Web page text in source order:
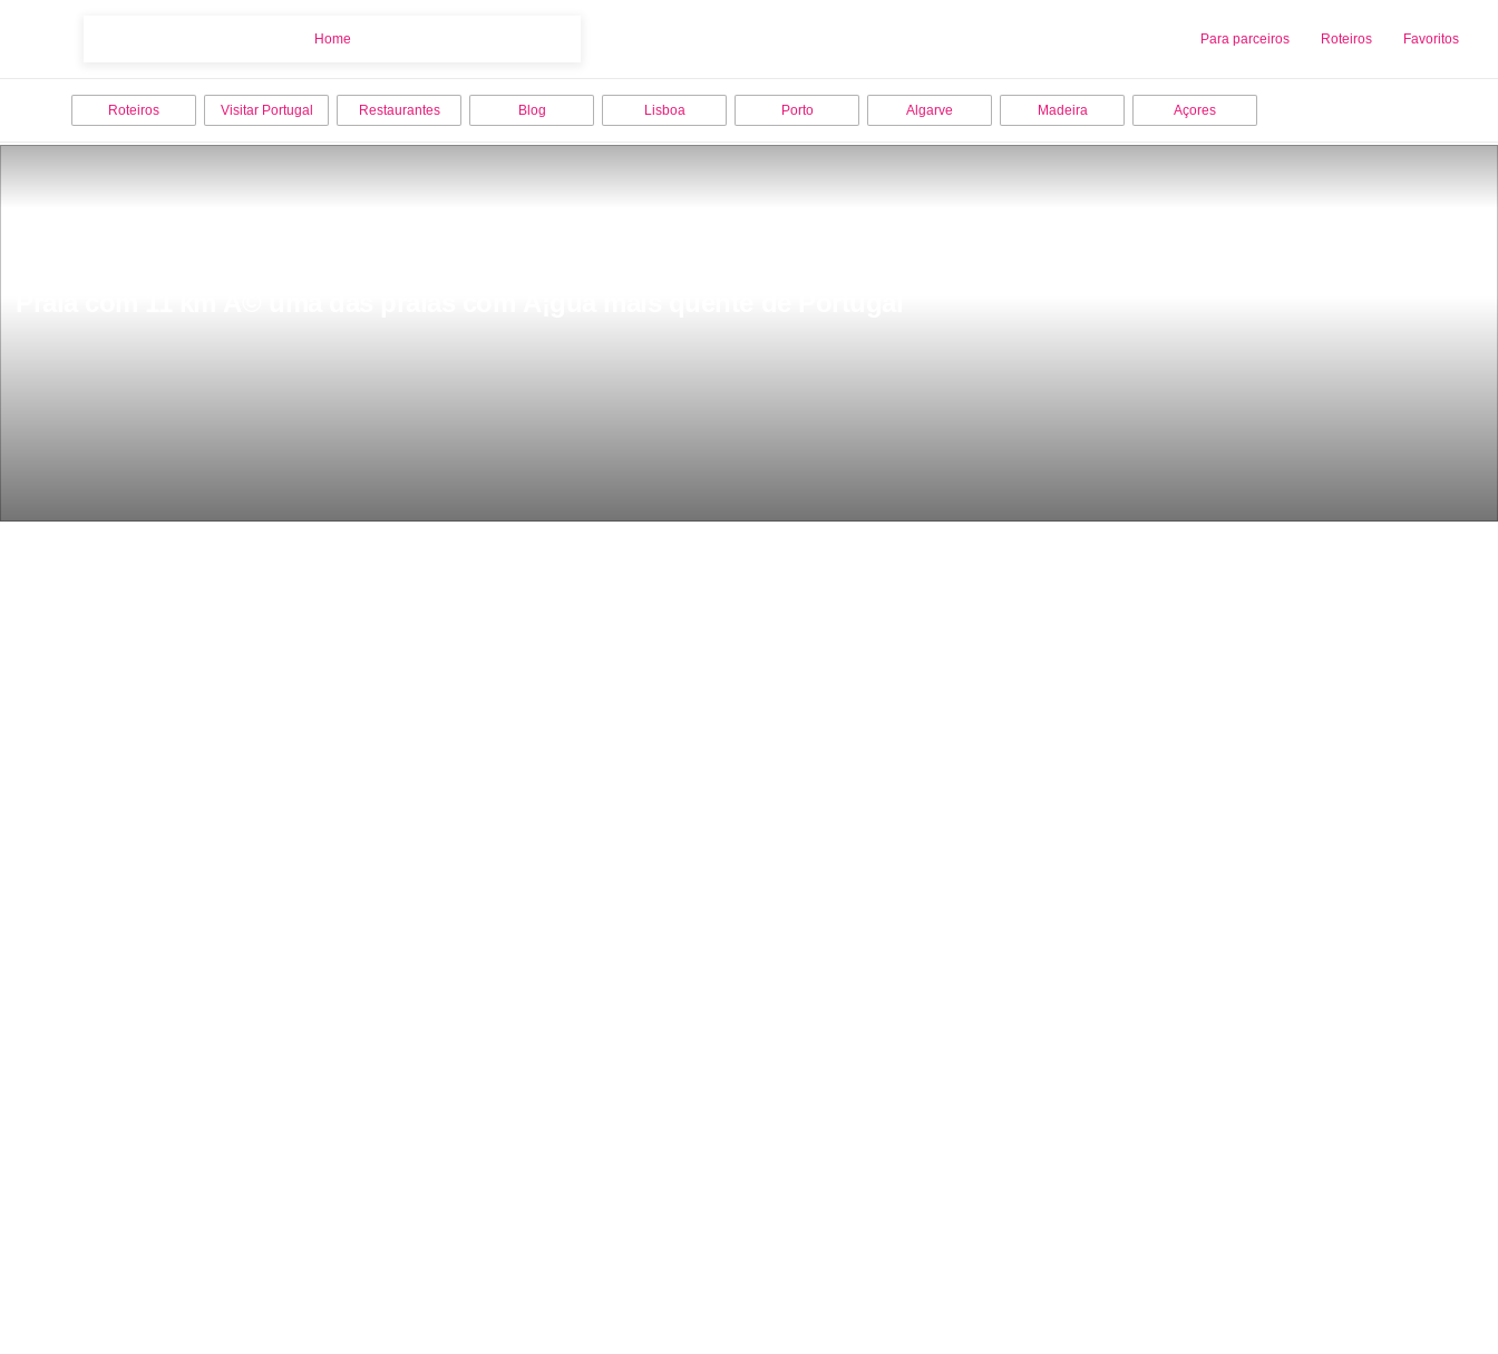
Home Para parceiros Roteiros Favoritos
Sobre nós Adicionar uma Empresa
Roteiros Visitar Portugal Restaurantes Blog Lisboa Porto Algarve Madeira Açores